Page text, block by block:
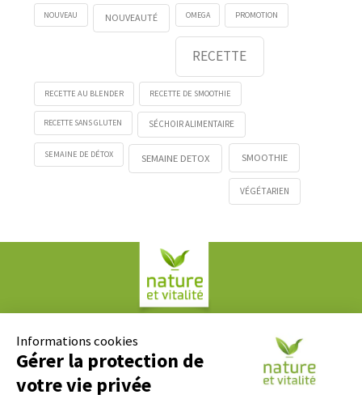
NOUVEAU NOUVEAUTÉ OMEGA PROMOTION
RECETTE
RECETTE AU BLENDER RECETTE DE SMOOTHIE
RECETTE SANS GLUTEN SÉCHOIR ALIMENTAIRE
SEMAINE DE DÉTOX SEMAINE DETOX SMOOTHIE
VÉGÉTARIEN
61, rue Paul Duvivier
69007 LYON
Informations cookies
Gérer la protection de
votre vie privée